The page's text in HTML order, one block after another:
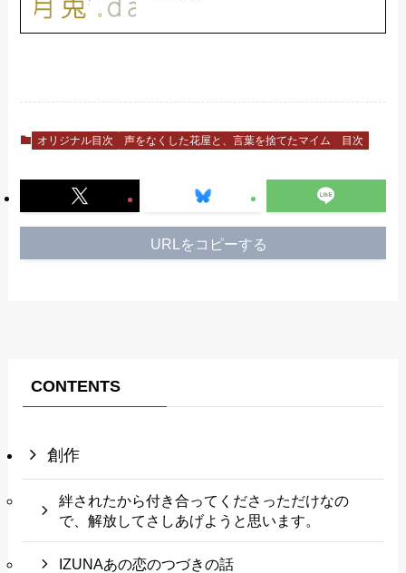
オリジナル目次 声をなくした花屋と、言葉を捨てたマイム 目次
URLをコピーする
CONTENTS
創作
絆されたから付き合ってくださっただけなの
で、解放してさしあげようと思います。
IZUNAあの恋のつづきの話